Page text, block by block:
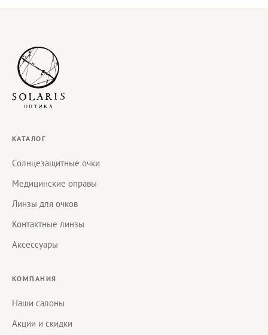
КАТАЛОГ
Солнцезащитные очки
Медицинские оправы
Линзы для очков
Контактные линзы
Аксессуары
КОМПАНИЯ
Наши салоны
Акции и скидки